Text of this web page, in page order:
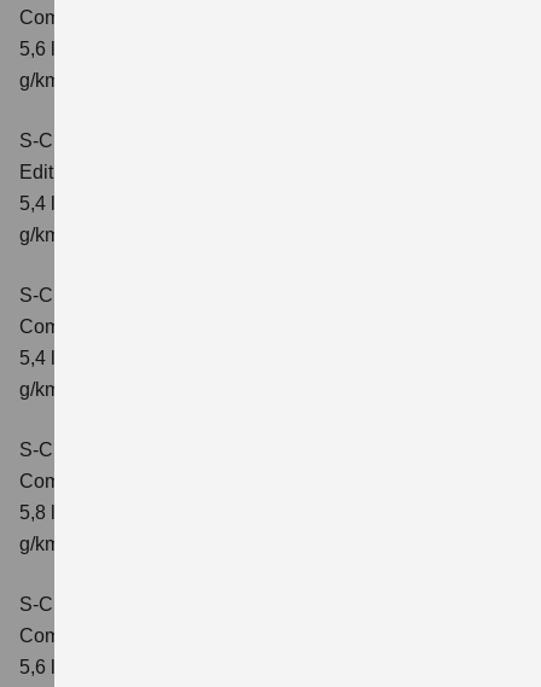
Comfort+
5,6 l/100km; kombinierter Wert der CO₂-Emission: 127
g/km; CO₂-Klasse: D
S-Cross 1.4 BOOSTERJET HYBRID
Edition
5,4 l/100 km; kombinierter Wert der CO2-Emission: 121
g/km; CO2-Klasse: D
S-Cross 1.4 BOOSTERJET HYBRID
Comfort
5,4 l/100 km; kombinierter Wert der CO2-Emission: 121
g/km; CO2-Klasse: D
S-Cross 1.4 BOOSTERJET HYBRID AT
Comfort
5,8 l/100 km; kombinierter Wert der CO2-Emission: 132
g/km; CO2-Klasse: D
S-Cross 1.4 BOOSTERJET HYBRID ALLGRIP
Comfort
5,6 l/100 km; kombinierter Wert der CO2-Emission: 131